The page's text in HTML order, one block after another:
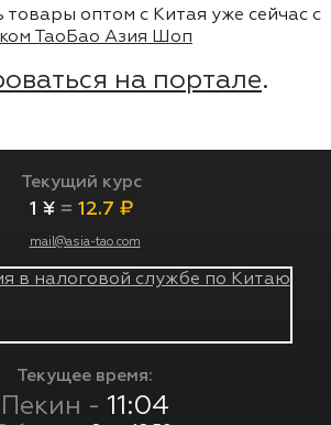
товары оптом с Китая уже сейчас с
ТаоБао Азия Шоп
на портале.
Текущий курс
1 ¥ = 12.7 ₽
mail@asia-tao.com
Текущее время:
Пекин - 11:04